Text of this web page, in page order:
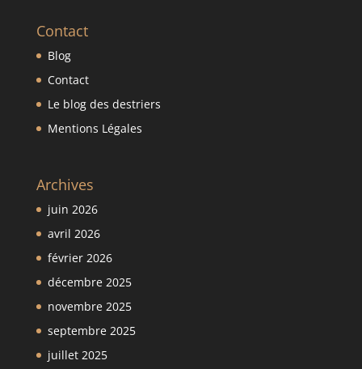
Contact
Blog
Contact
Le blog des destriers
Mentions Légales
Archives
juin 2026
avril 2026
février 2026
décembre 2025
novembre 2025
septembre 2025
juillet 2025